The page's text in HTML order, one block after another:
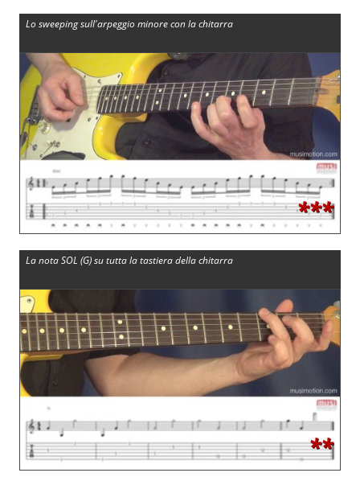
Lo sweeping sull'arpeggio minore con la chitarra
***
La nota SOL (G) su tutta la tastiera della chitarra
**